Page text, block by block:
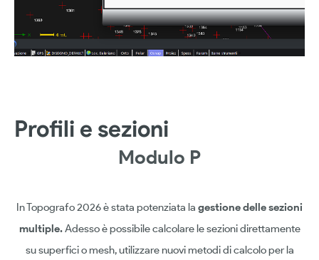
Profili e sezioni
Modulo P
In Topografo 2026 è stata potenziata la gestione delle sezioni
multiple.Adesso è possibile calcolare le sezioni direttamente
su superfici o mesh, utilizzare nuovi metodi di calcolo per la